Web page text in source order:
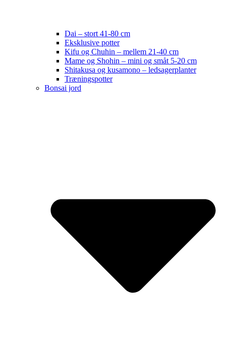
Dai – stort 41-80 cm
Eksklusive potter
Kifu og Chuhin – mellem 21-40 cm
Mame og Shohin – mini og småt 5-20 cm
Shitakusa og kusamono – ledsagerplanter
Træningspotter
Bonsai jord